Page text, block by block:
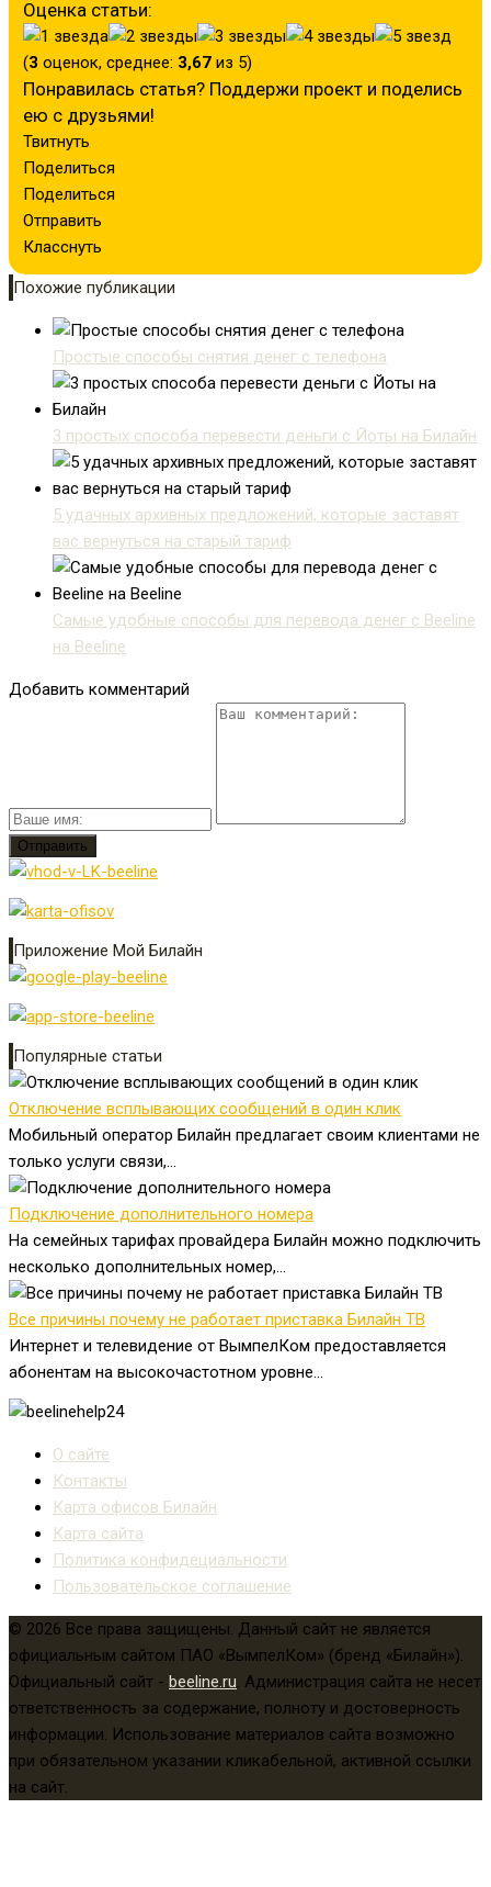
Оценка статьи:
(3 оценок, среднее: 3,67 из 5)
Понравилась статья? Поддержи проект и поделись
ею с друзьями!
Твитнуть
Поделиться
Поделиться
Отправить
Класснуть
Похожие публикации
Простые способы снятия денег с телефона
3 простых способа перевести деньги с Йоты на Билайн
5 удачных архивных предложений, которые заставят
вас вернуться на старый тариф
Самые удобные способы для перевода денег с Beeline
на Beeline
Добавить комментарий
Приложение Мой Билайн
Популярные статьи
Отключение всплывающих сообщений в один клик
Мобильный оператор Билайн предлагает своим клиентами не
только услуги связи,...
Подключение дополнительного номера
На семейных тарифах провайдера Билайн можно подключить
несколько дополнительных номер,...
Все причины почему не работает приставка Билайн ТВ
Интернет и телевидение от ВымпелКом предоставляется
абонентам на высокочастотном уровне...
О сайте
Контакты
Карта офисов Билайн
Карта сайта
Политика конфидециальности
Пользовательское соглашение
© 2026 Все права защищены. Данный сайт не является
официальным сайтом ПАО «ВымпелКом» (бренд «Билайн»).
Официальный сайт - beeline.ru. Администрация сайта не несет
ответственность за содержание, полноту и достоверность
информации. Использование материалов сайта возможно
при обязательном указании кликабельной, активной ссылки
на сайт.